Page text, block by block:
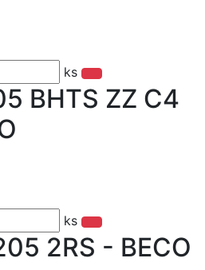
ks
BHTS ZZ C4
ks
2RS - BECO